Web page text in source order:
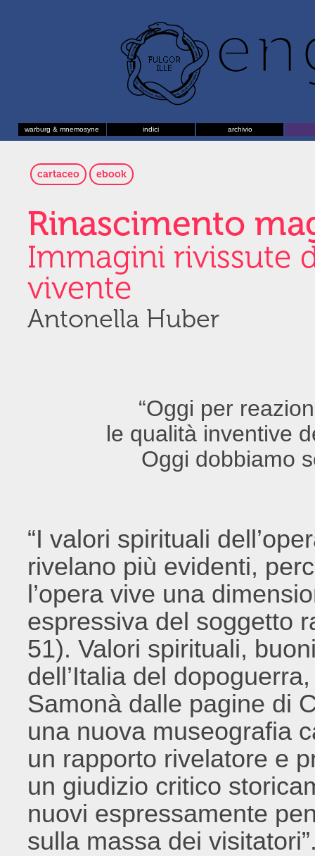
warburg & mnemosyne indici archivio
cartaceo ebook
Rinascimento
Immagini rivissute
vivente
Antonella Huber
“Oggi per
le qualità inventive
Oggi dobbiamo
“I valori spirituali
rivelano più evidenti,
l’opera vive una
espressiva del soggetto
51). Valori spirituali,
dell’Italia del
Samonà dalle pagine di
una nuova museografia
un rapporto rivelatore e
un giudizio critico
nuovi espressamente
sulla massa dei